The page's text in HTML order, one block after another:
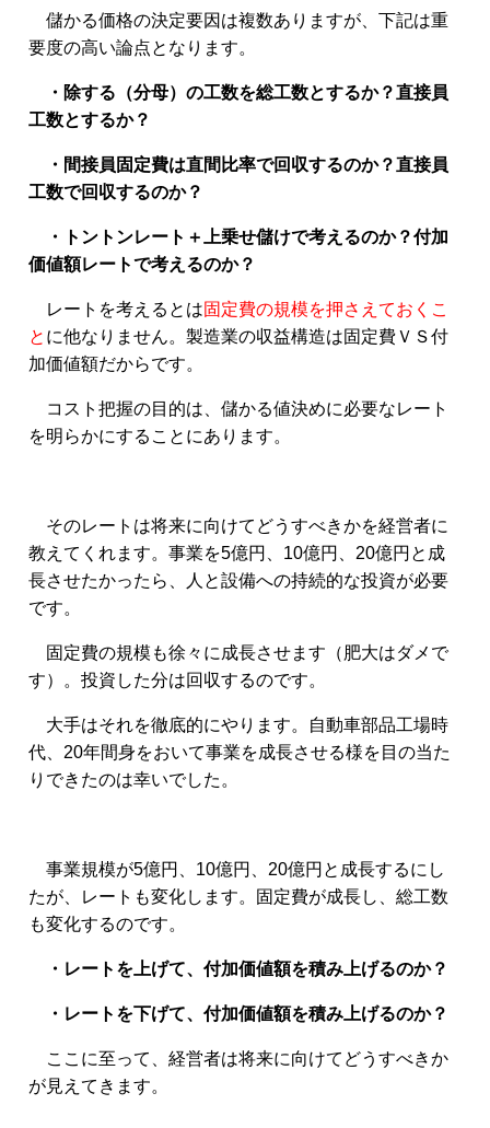
儲かる価格の決定要因は複数ありますが、下記は重
要度の高い論点となります。
・除する（分母）の工数を総工数とするか？直接員
工数とするか？
・間接員固定費は直間比率で回収するのか？直接員
工数で回収するのか？
・トントンレート＋上乗せ儲けで考えるのか？付加
価値額レートで考えるのか？
レートを考えるとは固定費の規模を押さえておくこ
と に他なりません。製造業の収益構造は固定費ＶＳ付
加価値額だからです。
コスト把握の目的は、儲かる値決めに必要なレート
を明らかにすることにあります。
そのレートは将来に向けてどうすべきかを経営者に
教えてくれます。事業を5億円、10億円、20億円と成
長させたかったら、人と設備への持続的な投資が必要
です。
固定費の規模も徐々に成長させます（肥大はダメで
す）。投資した分は回収するのです。
大手はそれを徹底的にやります。自動車部品工場時
代、20年間身をおいて事業を成長させる様を目の当た
りできたのは幸いでした。
事業規模が5億円、10億円、20億円と成長するにし
たが、レートも変化します。固定費が成長し、総工数
も変化するのです。
・レートを上げて、付加価値額を積み上げるのか？
・レートを下げて、付加価値額を積み上げるのか？
ここに至って、経営者は将来に向けてどうすべきか
が見えてきます。